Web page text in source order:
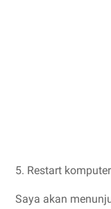
5. Restart
Saya akan